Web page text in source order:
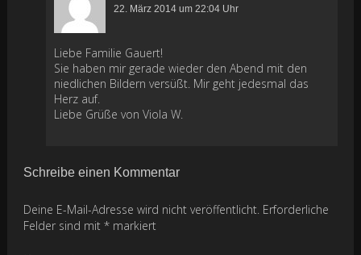
22. März 2014 um 22:04 Uhr
Liebe Familie Gauert!
Sie haben mir gerade wieder den Abend mit den
niedlichen Bildern versüßt. Mir geht jedesmal das
Herz auf.
Liebe Grüße von Viola W.
Schreibe einen Kommentar
Deine E-Mail-Adresse wird nicht veröffentlicht. Erforderliche
Felder sind mit* markiert